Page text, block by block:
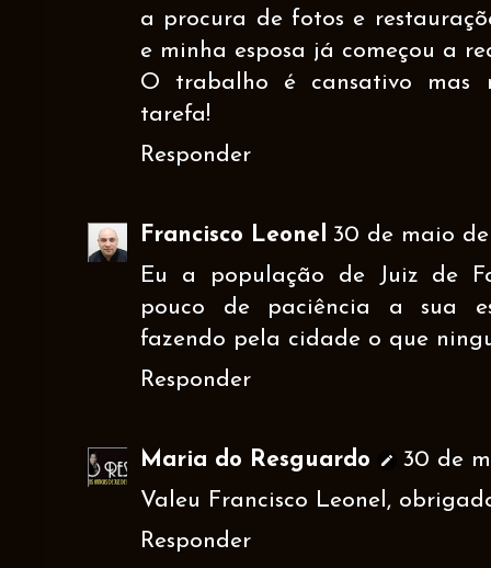
a procura de fotos e
e minha esposa já começou a
O trabalho é cansativo mas
tarefa!
Responder
Francisco Leonel 30 de maio de
Eu a população de Juiz de
pouco de paciência a sua
fazendo pela cidade o que
Responder
Maria do Resguardo
30 de
Valeu Francisco Leonel,
Responder